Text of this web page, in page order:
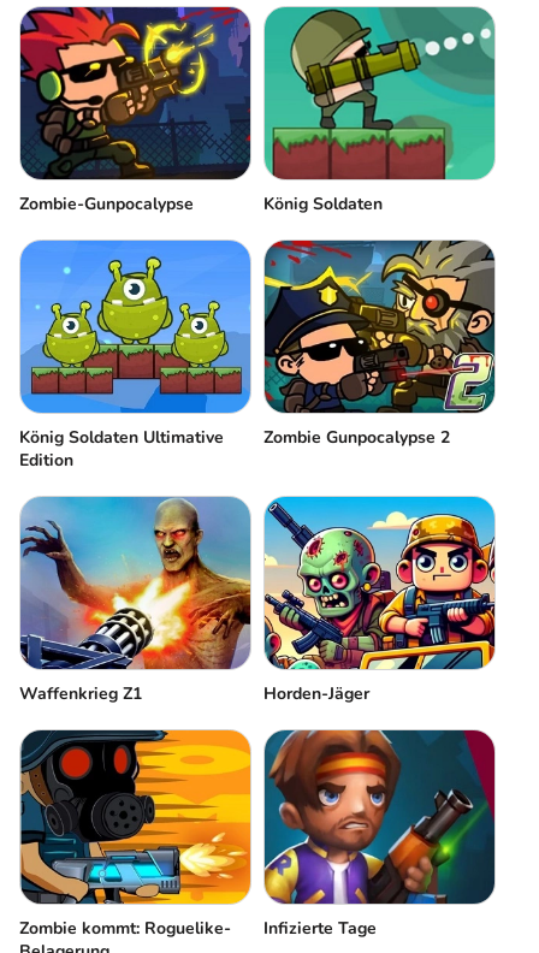
Zombie-Gunpocalypse König Soldaten
König Soldaten Ultimative
Edition
Zombie Gunpocalypse 2
Waffenkrieg Z1 Horden-Jäger
Zombie kommt: Roguelike-
Infizierte Tage